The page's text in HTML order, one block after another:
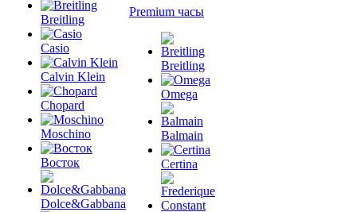
Breitling
Casio
Calvin Klein
Chopard
Moschino
Восток
Dolce&Gabbana
Premium часы
Breitling
Omega
Balmain
Certina